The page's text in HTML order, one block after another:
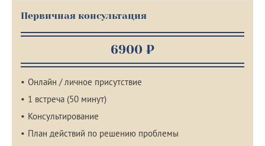
Первичная консультация
6900 ₽
Онлайн / личное присутствие
1 встреча (50 минут)
Консультирование
План действий по решению проблемы